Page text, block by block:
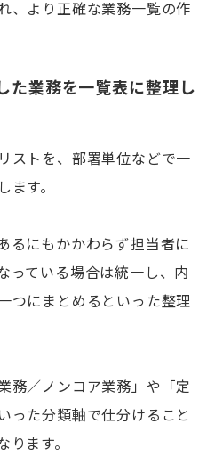
、より正確な業務一覧の作
た業務を一覧表に整理し
ストを、部署単位などで一
す。
るにもかかわらず担当者に
っている場合は統一し、内
つにまとめるといった整理
務／ノンコア業務」や「定
った分類軸で仕分けること
ます。